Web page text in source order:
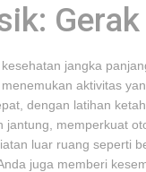
jangka
aktivitas
dengan latihan
jantung, memperkuat
luar ruang seperti
juga memberi